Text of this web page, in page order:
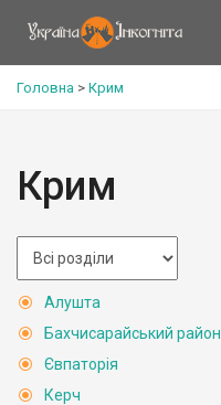
Головна > Крим
Крим
Алушта
Бахчисарайський район
Євпаторія
Керч